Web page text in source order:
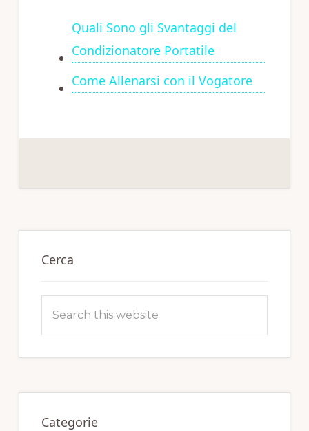
Quali Sono gli Svantaggi del
Condizionatore Portatile
Come Allenarsi con il Vogatore
Primary
Sidebar
Cerca
this
Categorie